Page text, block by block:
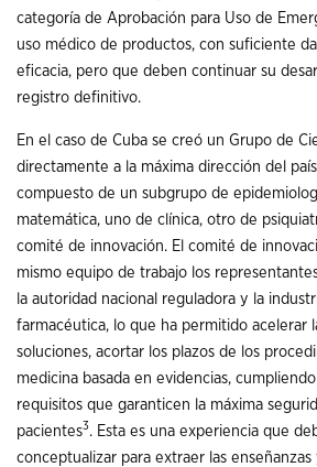
categoría de Aprobación para Uso de
uso médico de productos, con suficiente
eficacia, pero que deben continuar su
registro definitivo.
En el caso de Cuba se creó un Grupo de
directamente a la máxima dirección del
compuesto de un subgrupo de
matemática, uno de clínica, otro de
comité de innovación. El comité de
mismo equipo de trabajo los
la autoridad nacional reguladora y la
farmacéutica, lo que ha permitido acelerar
soluciones, acortar los plazos de los
medicina basada en evidencias,
requisitos que garanticen la máxima
pacientes3. Esta es una experiencia que
conceptualizar para extraer las